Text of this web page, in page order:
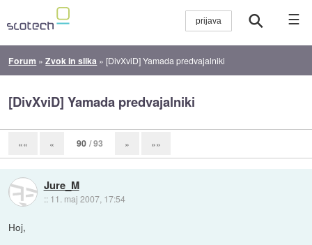
☰
Forum »Zvok in slika »[DivXviD] Yamada predvajalniki
[DivXviD] Yamada predvajalniki
«« « 90 / 93 » »»
Jure_M
:: 11. maj 2007, 17:54
Hoj,